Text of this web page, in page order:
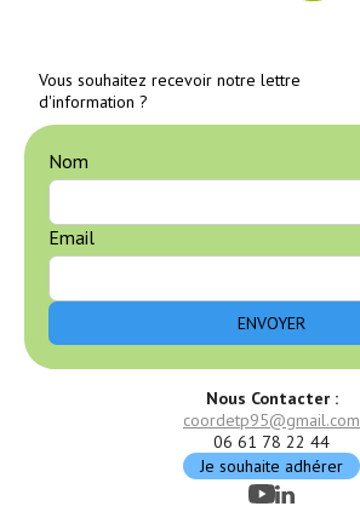
Nous Contacter :
coordetp95@gmail.com
06 61 78 22 44
Je souhaite adhérer
Vous souhaitez recevoir notre lettre
d'information ?
Nom
Email